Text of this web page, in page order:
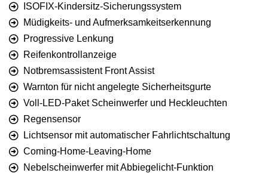
ISOFIX-Kindersitz-Sicherungssystem
Müdigkeits- und Aufmerksamkeitserkennung
Progressive Lenkung
Reifenkontrollanzeige
Notbremsassistent Front Assist
Warnton für nicht angelegte Sicherheitsgurte
Voll-LED-Paket Scheinwerfer und Heckleuchten
Regensensor
Lichtsensor mit automatischer Fahrlichtschaltung
Coming-Home-Leaving-Home
Nebelscheinwerfer mit Abbiegelicht-Funktion